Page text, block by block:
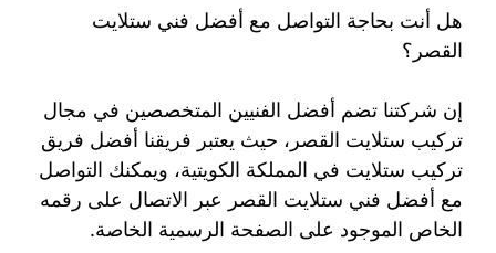
هل أنت بحاجة التواصل مع أفضل فني ستلايت
القصر؟
إن شركتنا تضم أفضل الفنيين المتخصصين في مجال
تركيب ستلايت القصر، حيث يعتبر فريقنا أفضل فريق
تركيب ستلايت في المملكة الكويتية، ويمكنك التواصل
مع أفضل فني ستلايت القصر عبر الاتصال على رقمه
الخاص الموجود على الصفحة الرسمية الخاصة.